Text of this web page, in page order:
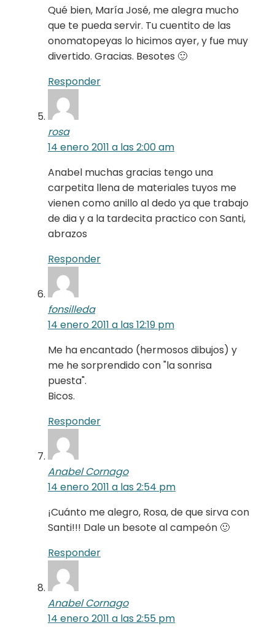
Qué bien, María José, me alegra mucho
que te pueda servir. Tu cuentito de las
onomatopeyas lo hicimos ayer, y fue muy
divertido. Gracias. Besotes 🙂
Responder
rosa
14 enero 2011 a las 2:00 am
Anabel muchas gracias tengo una
carpetita llena de materiales tuyos me
vienen como anillo al dedo ya que trabajo
de dia y a la tardecita practico con Santi,
abrazos
Responder
fonsilleda
14 enero 2011 a las 12:19 pm
Me ha encantado (hermosos dibujos) y
me he sorprendido con "la sonrisa
puesta".
Bicos.
Responder
Anabel Cornago
14 enero 2011 a las 2:54 pm
¡Cuánto me alegro, Rosa, de que sirva con
Santi!!! Dale un besote al campeón 🙂
Responder
Anabel Cornago
14 enero 2011 a las 2:55 pm